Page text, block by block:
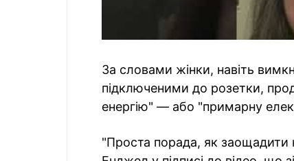
За словами жінки, навіть
підключеними до розетки,
енергію" — або "примарну
"Проста порада, як заощадити